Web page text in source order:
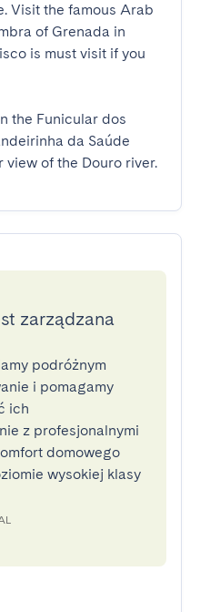
Visit the famous Arab
of Grenada in
is must visit if you
the Funicular dos
da Saúde
of the Douro river.
zarządzana
podróżnym
i pomagamy
ich
z profesjonalnymi
domowego
wysokiej klasy